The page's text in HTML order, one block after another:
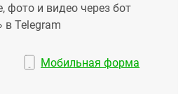
фото и видео через бот
в Telegram
Мобильная форма